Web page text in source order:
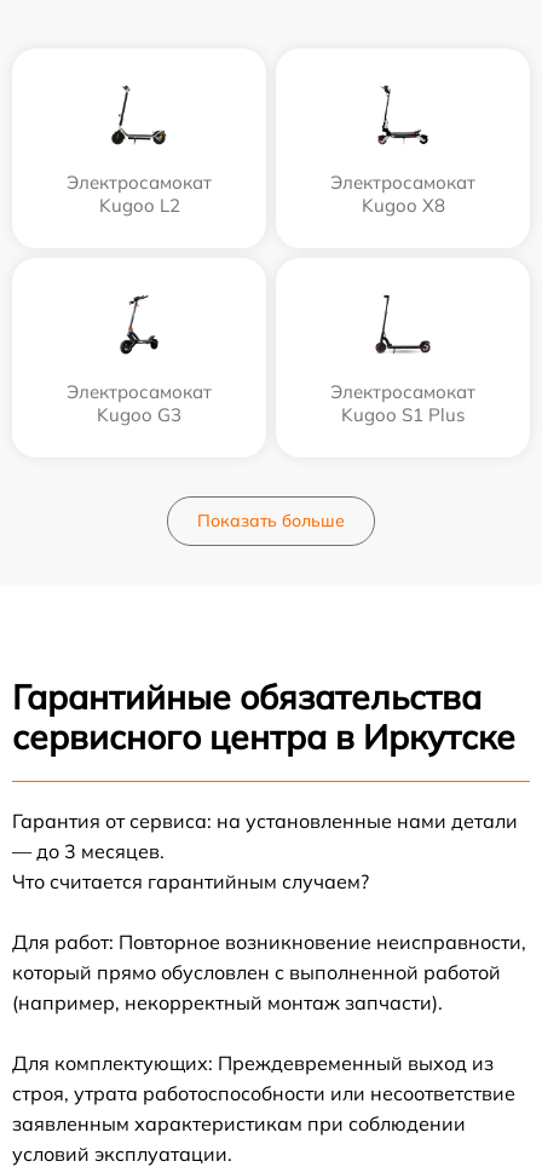
Электросамокат
Kugoo L2
Электросамокат
Kugoo X8
Электросамокат
Kugoo G3
Электросамокат
Kugoo S1 Plus
Показать больше
Гарантийные обязательства
сервисного центра в Иркутске
Гарантия от сервиса: на установленные нами детали
— до 3 месяцев.
Что считается гарантийным случаем?
Для работ: Повторное возникновение неисправности,
который прямо обусловлен с выполненной работой
(например, некорректный монтаж запчасти).
Для комплектующих: Преждевременный выход из
строя, утрата работоспособности или несоответствие
заявленным характеристикам при соблюдении
условий эксплуатации.